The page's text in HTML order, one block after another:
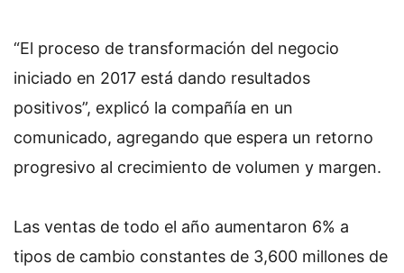
“El proceso de transformación del negocio
iniciado en 2017 está dando resultados
positivos”, explicó la compañía en un
comunicado, agregando que espera un retorno
progresivo al crecimiento de volumen y margen.
Las ventas de todo el año aumentaron 6% a
tipos de cambio constantes de 3,600 millones de